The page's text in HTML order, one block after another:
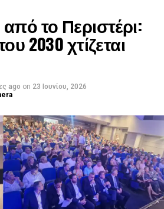
το Περιστέρι:
2030 χτίζεται
ago on 23 Ιουνίου, 2026